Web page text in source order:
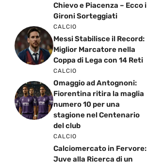
Chievo e Piacenza – Ecco i
Gironi Sorteggiati
CALCIO
Messi Stabilisce il Record:
Miglior Marcatore nella
Coppa di Lega con 14 Reti
CALCIO
Omaggio ad Antognoni:
Fiorentina ritira la maglia
numero 10 per una
stagione nel Centenario
del club
CALCIO
Calciomercato in Fervore:
Juve alla Ricerca di un